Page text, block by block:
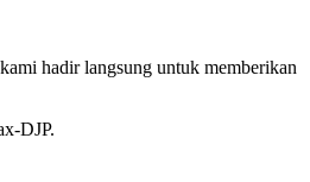
hadir langsung untuk memberikan
DJP.